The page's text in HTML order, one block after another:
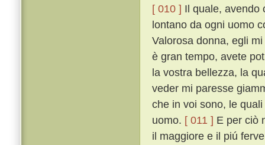
[ 010 ] Il quale, avendo
lontano da ogni uomo
Valorosa donna, egli
è gran tempo, avete
la vostra bellezza, la
veder mi paresse
che in voi sono, le
uomo. [ 011 ] E per ciò
il maggiore e il piú